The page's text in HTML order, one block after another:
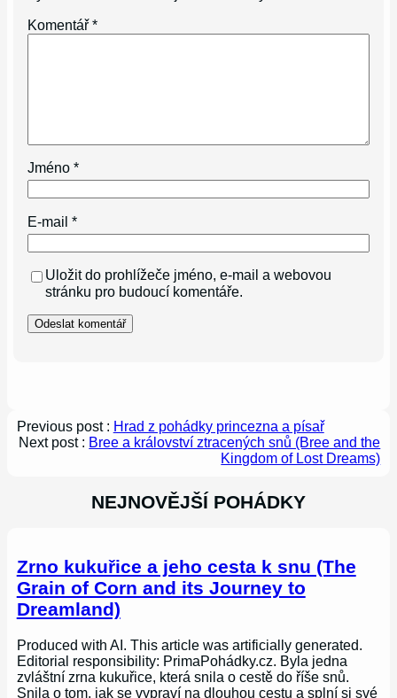
Komentář*
Jméno*
E-mail*
Uložit do prohlížeče jméno, e-mail a webovou
stránku pro budoucí komentáře.
Previous post : Hrad z pohádky princezna a písař
Next post : Bree a království ztracených snů (Bree and the
Kingdom of Lost Dreams)
NEJNOVĚJŠÍ POHÁDKY
Zrno kukuřice a jeho cesta k snu (The
Grain of Corn and its Journey to
Dreamland)
Produced with AI. This article was artificially generated.
Editorial responsibility: PrimaPohádky.cz. Byla jedna
zvláštní zrna kukuřice, která snila o cestě do říše snů.
Snila o tom, jak se vypraví na dlouhou cestu a splní si své